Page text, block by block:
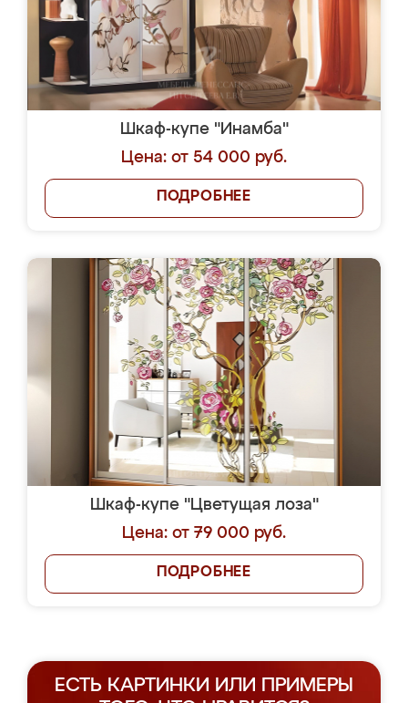
Шкаф-купе "Инамба"
Цена: от 54 000 руб.
ПОДРОБНЕЕ
Шкаф-купе "Цветущая лоза"
Цена: от 79 000 руб.
ПОДРОБНЕЕ
ЕСТЬ КАРТИНКИ ИЛИ ПРИМЕРЫ